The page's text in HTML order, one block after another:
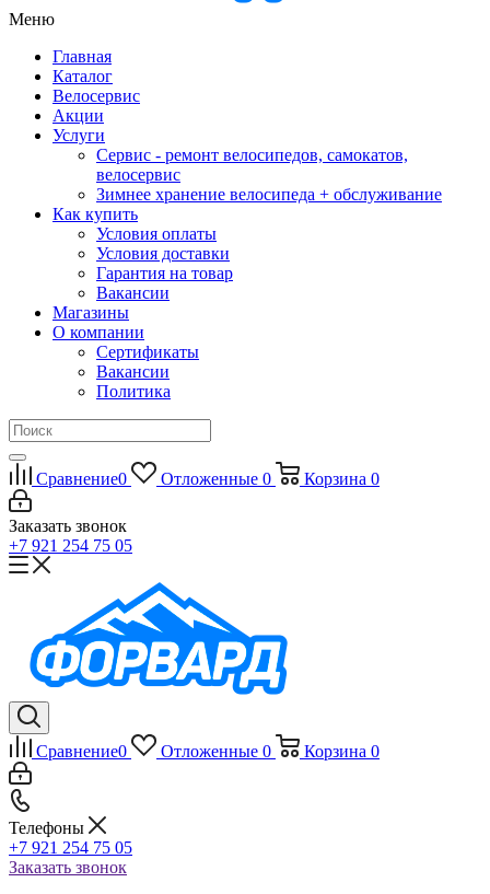
Меню
Главная
Каталог
Велосервис
Акции
Услуги
Сервис - ремонт велосипедов, самокатов,
велосервис
Зимнее хранение велосипеда + обслуживание
Как купить
Условия оплаты
Условия доставки
Гарантия на товар
Вакансии
Магазины
О компании
Сертификаты
Вакансии
Политика
Сравнение0 Отложенные 0 Корзина 0
Заказать звонок
+7 921 254 75 05
Сравнение0 Отложенные 0 Корзина 0
Телефоны
+7 921 254 75 05
Заказать звонок